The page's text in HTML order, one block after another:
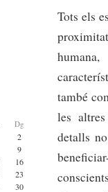
Tots els
també
les
detalls
Dg
2
9
16
23
30